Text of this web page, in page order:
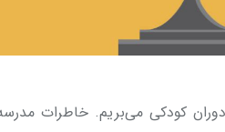
کودکی می‌بریم. خاطرات